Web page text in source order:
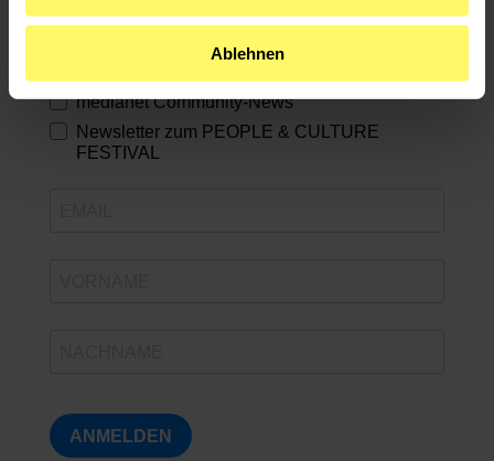
Ablehnen
medianet Community-News
Newsletter zum PEOPLE & CULTURE
FESTIVAL
ANMELDEN